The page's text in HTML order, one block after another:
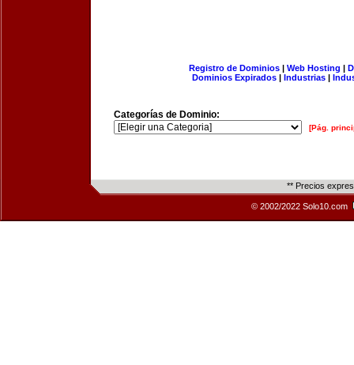
Registro de Dominios| Web Hosting |
Dominios Expirados | Industrias |
Categorías de Dominio:
[Pág.
** Precios
© 2002/2022 Solo10.com